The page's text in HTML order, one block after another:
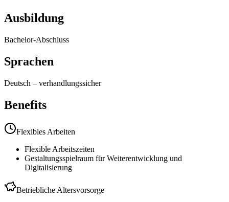
Ausbildung
Bachelor-Abschluss
Sprachen
Deutsch – verhandlungssicher
Benefits
Flexibles Arbeiten
Flexible Arbeitszeiten
Gestaltungsspielraum für Weiterentwicklung und
Digitalisierung
Betriebliche Altersvorsorge